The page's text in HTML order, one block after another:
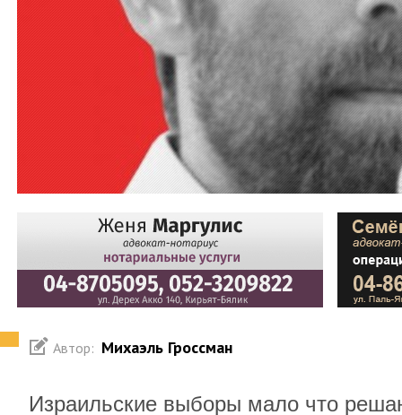
Автор: Михаэль Гроссман
Израильские выборы мало что